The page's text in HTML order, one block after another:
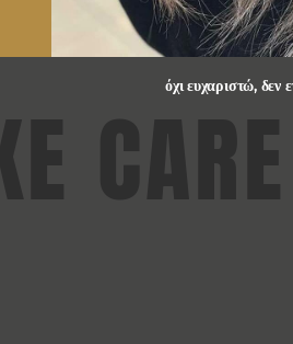
όχι ευχαριστώ, δεν